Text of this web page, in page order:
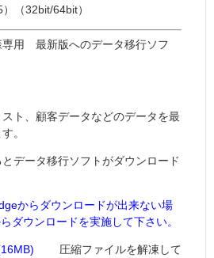
（32bit/64bit）
専用 最新版へのデータ移行ソフ
ト、顧客データなどのデータを最
。
データ移行ソフトがダウンロード
からダウンロードが出来ない場
ダウンロードを実施して下さい。
圧縮ファイルを解凍して